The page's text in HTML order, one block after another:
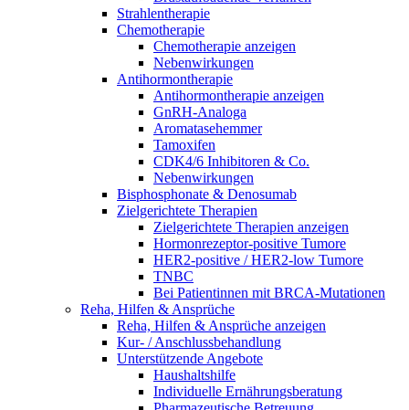
Strahlentherapie
Chemotherapie
Chemotherapie anzeigen
Nebenwirkungen
Antihormontherapie
Antihormontherapie anzeigen
GnRH-Analoga
Aromatasehemmer
Tamoxifen
CDK4/6 Inhibitoren & Co.
Nebenwirkungen
Bisphosphonate & Denosumab
Zielgerichtete Therapien
Zielgerichtete Therapien anzeigen
Hormonrezeptor-positive Tumore
HER2-positive / HER2-low Tumore
TNBC
Bei Patientinnen mit BRCA-Mutationen
Reha, Hilfen & Ansprüche
Reha, Hilfen & Ansprüche anzeigen
Kur- / Anschlussbehandlung
Unterstützende Angebote
Haushaltshilfe
Individuelle Ernährungsberatung